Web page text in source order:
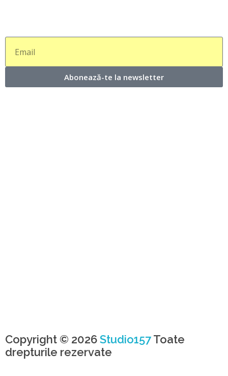
Abonează-te la newsletter
Copyright © 2026Studio157Toate
drepturile rezervate